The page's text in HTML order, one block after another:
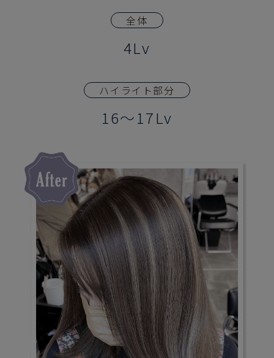
全体
4Lv
ハイライト部分
16～17Lv